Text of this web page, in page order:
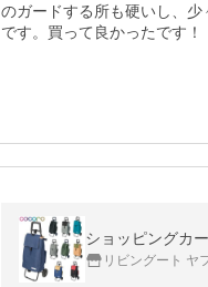
のガードする所も硬いし、
です。買って良かったです！
ショッピングカ
リビングート ヤ